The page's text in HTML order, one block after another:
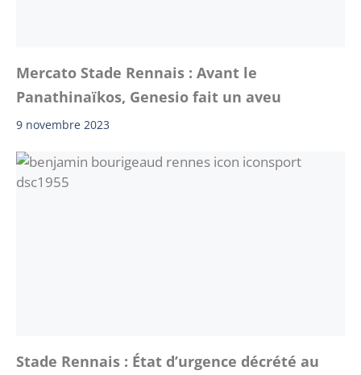
Mercato Stade Rennais : Avant le
Panathinaïkos, Genesio fait un aveu
9 novembre 2023
Stade Rennais : État d’urgence décrété au